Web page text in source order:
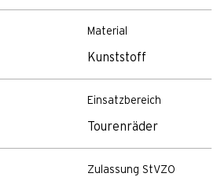
Material
Kunststoff
Einsatzbereich
Tourenräder
Zulassung StVZO